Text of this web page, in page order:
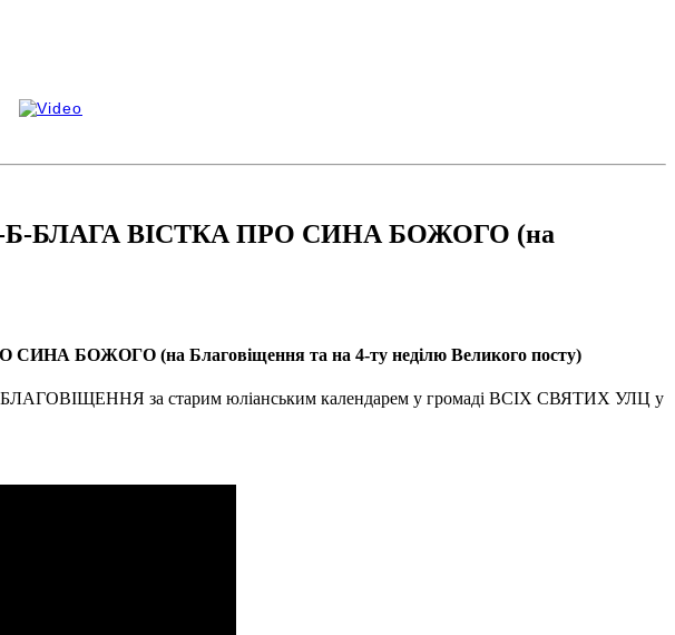
2-Б-БЛАГА ВІСТКА ПРО СИНА БОЖОГО (на
СИНА БОЖОГО (на Благовіщення та на 4-ту неділю Великого посту)
БЛАГОВІЩЕННЯ за старим юліанським календарем у громаді ВСІХ СВЯТИХ УЛЦ у